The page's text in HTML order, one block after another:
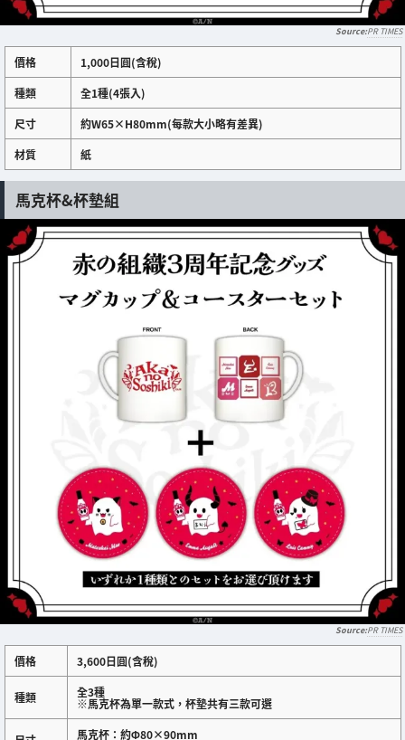
PR TIMES
價格
1,000日圓(含稅)
種類
全1種(4張入)
尺寸
約W65×H80mm(每款大小略有差異)
材質
紙
馬克杯&杯墊組
PR TIMES
價格 3,600日圓(含稅)
種類 全3種
※馬克杯為單一款式，杯墊共有三款可選
馬克杯：約Φ80×90mm